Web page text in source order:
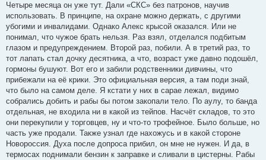
Четыре месяца он уже тут. Дали «СКС» без патронов, научив
использовать. В принципе, на охране можно держать, с другими
убогими и инвалидами. Однако Алекс крысой оказался. Или не
понимал, что чужое брать нельзя. Раз взял, отделался подбитым
глазом и предупреждением. Второй раз, побили. А в третий раз, то
тот лапать стал дочку десятника, а что, возраст уже давно подошёл,
гормоны бушуют. Вот его и забили родственники дивчины, что
прибежали на её крики. Это официальная версия, а там поди знай,
что было на самом деле. Я кстати у них в сарае лежал, видимо
собрались добить и рабы бы потом закопали тело. По аулу, то банда
отдельная, не входила ни в какой из тейпов. Насчёт складов, то это
они перекупили у торговцев, ну и что-то трофейное. Было больше, но
часть уже продали. Также узнал где нахожусь и в какой стороне
Новороссия. Духа после допроса прибил, он мне не нужен. И да, в
термосах поднимали бензин к заправке и сливали в цистерны. Рабы